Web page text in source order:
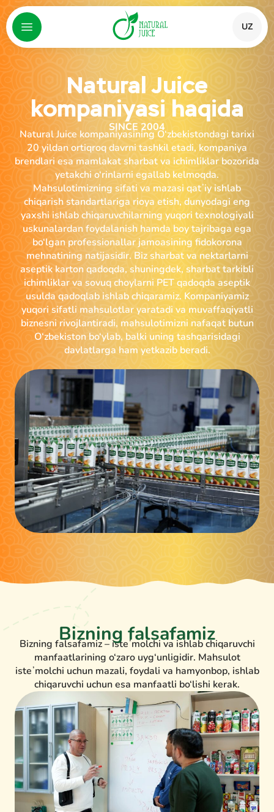
UZ
Natural Juice
kompaniyasi haqida
SINCE 2004
Natural Juice kompaniyasining O‘zbekistondagi tarixi
20 yildan ortiqroq davrni tashkil etadi, kompaniya
brendlari esa mamlakat sharbat va ichimliklar bozorida
yetakchi o‘rinlarni egallab kelmoqda.
Mahsulotimizning sifati va mazasi qatʼiy ishlab
chiqarish standartlariga rioya etish, dunyodagi eng
yaxshi ishlab chiqaruvchilarning yuqori texnologiyali
uskunalardan foydalanish hamda boy tajribaga ega
bo‘lgan professionallar jamoasining fidokorona
mehnatining natijasidir. Biz sharbat va nektarlarni
aseptik karton qadoqda, shuningdek, sharbat tarkibli
ichimliklar va sovuq choylarni PET qadoqda aseptik
usulda qadoqlab ishlab chiqaramiz. Kompaniyamiz
yuqori sifatli mahsulotlar yaratadi va muvaffaqiyatli
biznesni rivojlantiradi, mahsulotimizni nafaqat butun
O‘zbekiston bo‘ylab, balki uning tashqarisidagi
davlatlarga ham yetkazib beradi.
Bizning falsafamiz
Bizning falsafamiz – isteʼmolchi va ishlab chiqaruvchi
manfaatlarining o‘zaro uyg‘unligidir. Mahsulot
isteʼmolchi uchun mazali, foydali va hamyonbop, ishlab
chiqaruvchi uchun esa manfaatli bo‘lishi kerak.